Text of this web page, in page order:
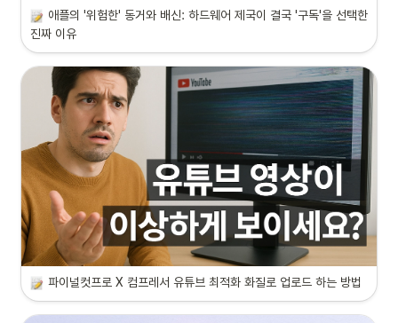
애플의 '위험한' 동거와 배신: 하드웨어 제국이 결국 '구독'을 선택한
진짜 이유
파이널컷프로 X 컴프레서 유튜브 최적화 화질로 업로드 하는 방법